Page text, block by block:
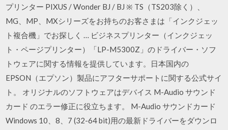
プリンター PIXUS / Wonder BJ / BJ ※ TS（TS203除く）、
MG、MP、MXシリーズをお持ちのお客さまは「インクジェッ
ト複合機」でお探しく … ビジネスプリンター（インクジェッ
ト・ページプリンター）「LP-M5300Z」のドライバー・ソフ
トウェアに関する情報を提供しています。日本国内の
EPSON（エプソン）製品にアフターサポートに関する公式サイ
ト。 オリジナルのソフトウェアはデバイス M-Audio サウンド
カード のエラー修正に役立ちます。 M-Audio サウンドカード
Windows 10、8、7 (32-64 bit)用の最新ドライバーをダウンロ